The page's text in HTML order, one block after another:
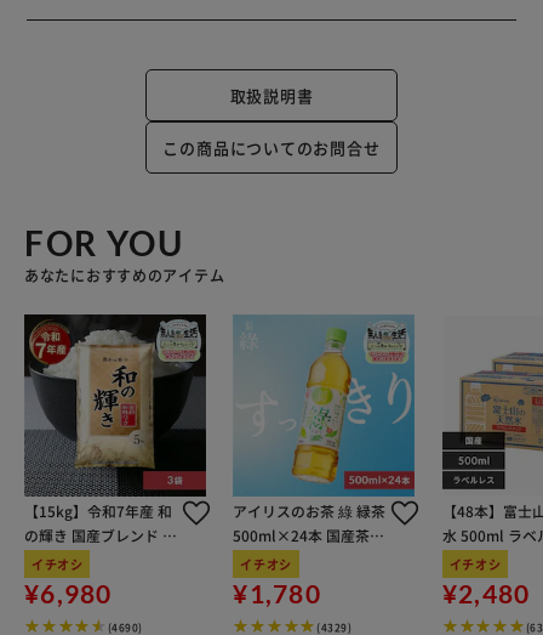
取扱説明書
この商品についてのお問合せ
FOR YOU
あなたにおすすめのアイテム
【15kg】令和7年産 和
の輝き 国産ブレンド 5
kg×3袋
イチオシ
¥6,980
(4690)
アイリスのお茶 綠 緑茶
500ml×24本 国産茶葉
100％使用
イチオシ
¥1,780
(4329)
【48本】富士
水 500ml ラベ
イチオシ
¥2,480